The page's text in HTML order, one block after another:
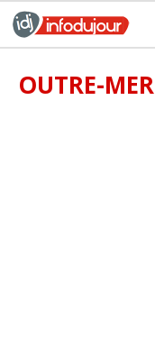
Aller
au
OUTRE-MER